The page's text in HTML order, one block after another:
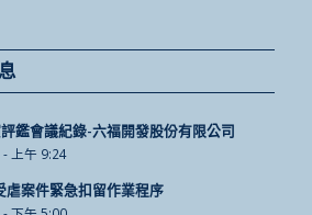
鑑會議紀錄-六福開發股份有限公司
上午 9:24
虐案件緊急扣留作業程序